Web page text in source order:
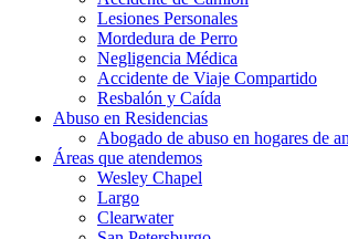
Lesiones Personales
Mordedura de Perro
Negligencia Médica
Accidente de Viaje Compartido
Resbalón y Caída
Abuso en Residencias
Abogado de abuso en hogares de
Áreas que atendemos
Wesley Chapel
Largo
Clearwater